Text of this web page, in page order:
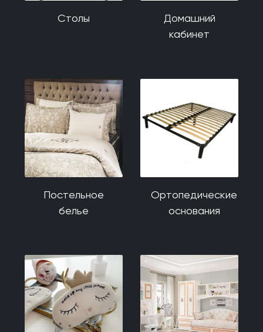
Столы
Домашний
кабинет
Постельное
белье
Ортопедические
основания